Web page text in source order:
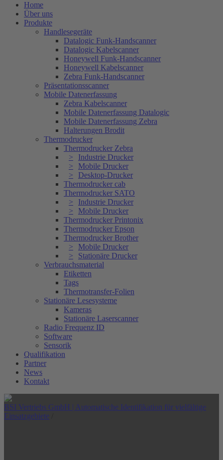
Home
Über uns
Produkte
Handlesegeräte
Datalogic Funk-Handscanner
Datalogic Kabelscanner
Honeywell Funk-Handscanner
Honeywell Kabelscanner
Zebra Funk-Handscanner
Präsentationsscanner
Mobile Datenerfassung
Zebra Kabelscanner
Mobile Datenerfassung Datalogic
Mobile Datenerfassung Zebra
Halterungen Brodit
Thermodrucker
Thermodrucker Zebra
Industrie Drucker
Mobile Drucker
Desktop-Drucker
Thermodrucker cab
Thermodrucker SATO
Industrie Drucker
Mobile Drucker
Thermodrucker Printonix
Thermodrucker Epson
Thermodrucker Brother
Mobile Drucker
Stationäre Drucker
Verbrauchsmaterial
Etiketten
Tags
Thermotransfer-Folien
Stationäre Lesesysteme
Kameras
Stationäre Laserscanner
Radio Frequenz ID
Software
Sensorik
Qualifikation
Partner
News
Kontakt
BSI Vertriebs GmbH | Automatische Identifikation für vielfältige
Einsatzgebiete